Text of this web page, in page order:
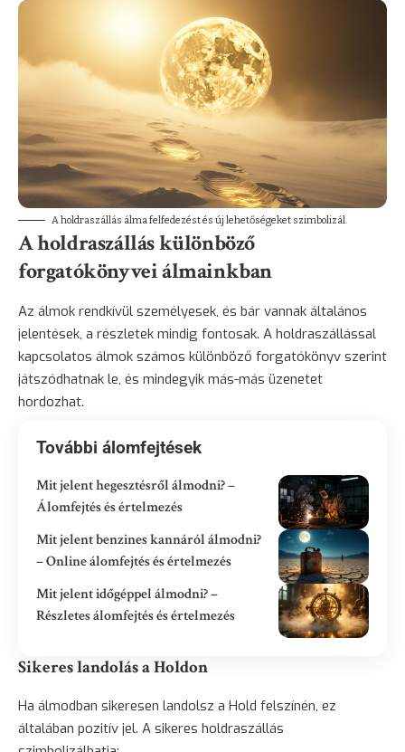
A holdraszállás álma felfedezést és új lehetőségeket szimbolizál.
A holdraszállás különböző
forgatókönyvei álmainkban
Az álmok rendkívül személyesek, és bár vannak általános
jelentések, a részletek mindig fontosak. A holdraszállással
kapcsolatos álmok számos különböző forgatókönyv szerint
játszódhatnak le, és mindegyik más-más üzenetet
hordozhat.
További álomfejtések
Mit jelent hegesztésről álmodni? –
Álomfejtés és értelmezés
Mit jelent benzines kannáról álmodni?
– Online álomfejtés és értelmezés
Mit jelent időgéppel álmodni? –
Részletes álomfejtés és értelmezés
Sikeres landolás a Holdon
Ha álmodban sikeresen landolsz a Hold felszínén, ez
általában pozitív jel. A sikeres holdraszállás